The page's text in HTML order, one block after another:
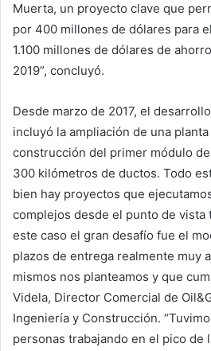
Muerta, un proyecto clave que
por 400 millones de dólares para
1.100 millones de dólares de
2019”, concluyó.
Desde marzo de 2017, el
incluyó la ampliación de una
construcción del primer módulo
300 kilómetros de ductos. Todo
bien hay proyectos que
complejos desde el punto de
este caso el gran desafío fue el
plazos de entrega realmente muy
mismos nos planteamos y que
Videla, Director Comercial de
Ingeniería y Construcción.
personas trabajando en el pico de